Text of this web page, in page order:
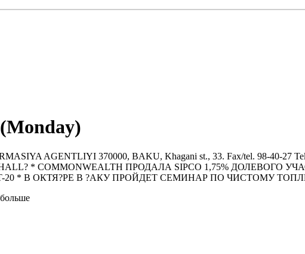
AGENTLIYI 370000, BAKU, Khagani st., 33. Fax/tel. 98-40-27
* COMMONWEALTН ПРОДАЛА SIPCO 1,75%
20 * В ОКТЯ?РЕ В ?АКУ ПРОЙДЕТ СЕМИНАР ПО ЧИСТОМУ